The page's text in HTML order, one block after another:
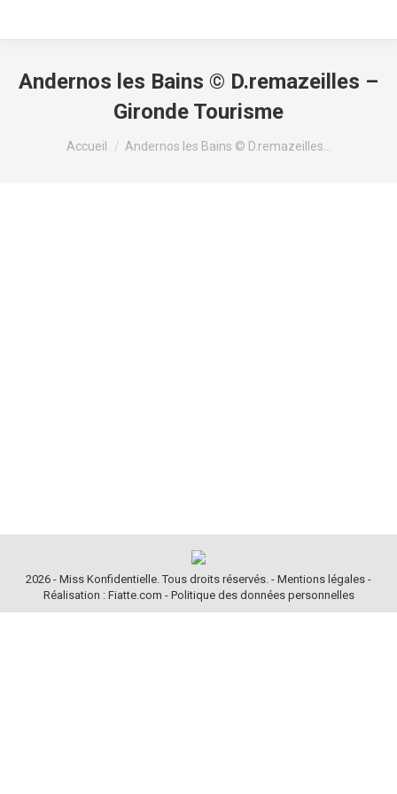
Andernos les Bains © D.remazeilles –
Gironde Tourisme
Vous êtes ici :
Accueil Andernos les Bains © D.remazeilles…
2026 - Miss Konfidentielle. Tous droits réservés. - Mentions légales -
Réalisation : Fiatte.com - Politique des données personnelles